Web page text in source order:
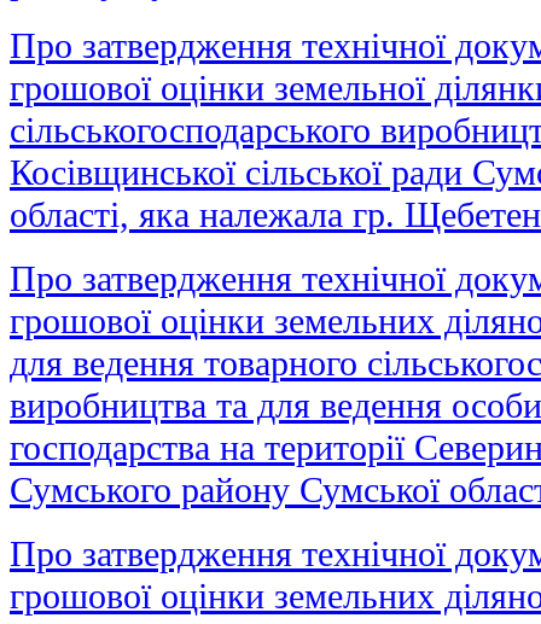
Про затвердження технічної
грошової оцінки земельної
сільськогосподарського
Косівщинської сільської ради
області, яка належала гр.
Про затвердження технічної
грошової оцінки земельних
для ведення товарного
виробництва та для ведення
господарства на території
Сумського району Сумської
Про затвердження технічної
грошової оцінки земельних